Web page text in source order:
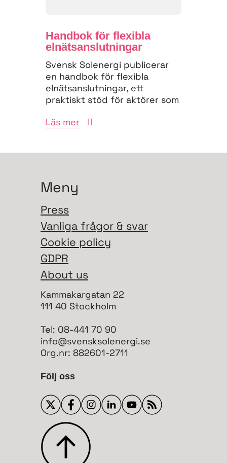
Handbok för flexibla
elnäts­anslutningar
Svensk Solenergi publicerar
en handbok för flexibla
elnätsanslutningar, ett
praktiskt stöd för aktörer som
anslutningsprocessen och
Läs mer
Meny
Press
Vanliga frågor & svar
Cookie policy
GDPR
About us
Kammakargatan 22
111 40 Stockholm
Tel: 08-441 70 90
info@svensksolenergi.se
Org.nr: 882601-2711
Följ oss